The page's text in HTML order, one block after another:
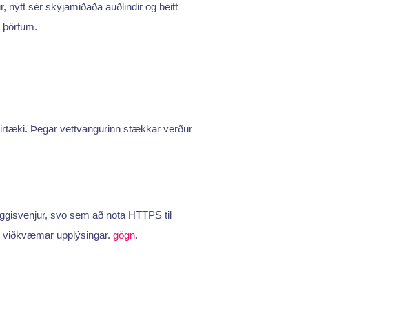
nýtt sér skýjamiðaða auðlindir og beitt
Þegar vettvangurinn stækkar verður
svo sem að nota HTTPS til
viðkvæmar upplýsingar. gögn.